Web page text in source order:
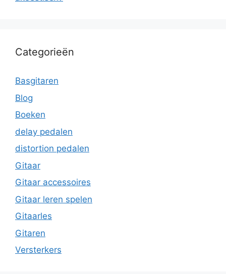
Categorieën
Basgitaren
Blog
Boeken
delay pedalen
distortion pedalen
Gitaar
Gitaar accessoires
Gitaar leren spelen
Gitaarles
Gitaren
Versterkers